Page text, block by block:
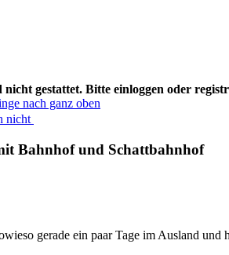
nicht gestattet. Bitte einloggen oder
nicht
Bahnhof und Schattbahnhof
gerade ein paar Tage im Ausland und